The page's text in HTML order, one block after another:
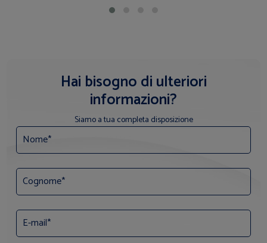
Hai bisogno di ulteriori
informazioni?
Siamo a tua completa disposizione